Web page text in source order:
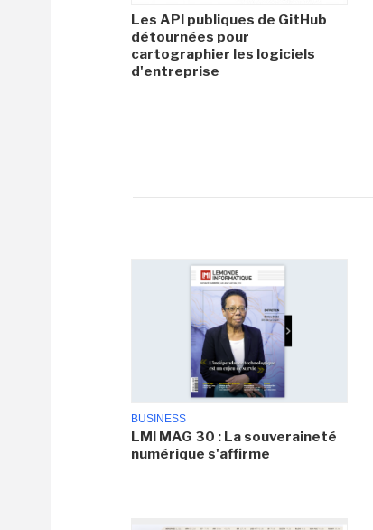
Les API publiques de GitHub
détournées pour
cartographier les logiciels
d'entreprise
BUSINESS
LMI MAG 30 : La souveraineté
numérique s'affirme